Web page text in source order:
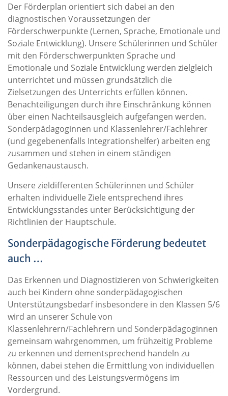
Der Förderplan orientiert sich dabei an den
diagnostischen Voraussetzungen der
Förderschwerpunkte (Lernen, Sprache, Emotionale und
Soziale Entwicklung). Unsere Schülerinnen und Schüler
mit den Förderschwerpunkten Sprache und
Emotionale und Soziale Entwicklung werden zielgleich
unterrichtet und müssen grundsätzlich die
Zielsetzungen des Unterrichts erfüllen können.
Benachteiligungen durch ihre Einschränkung können
über einen Nachteilsausgleich aufgefangen werden.
Sonderpädagoginnen und Klassenlehrer/Fachlehrer
(und gegebenenfalls Integrationshelfer) arbeiten eng
zusammen und stehen in einem ständigen
Gedankenaustausch.
Unsere zieldifferenten Schülerinnen und Schüler
erhalten individuelle Ziele entsprechend ihres
Entwicklungsstandes unter Berücksichtigung der
Richtlinien der Hauptschule.
Sonderpädagogische Förderung bedeutet
auch …
Das Erkennen und Diagnostizieren von Schwierigkeiten
auch bei Kindern ohne sonderpädagogischen
Unterstützungsbedarf insbesondere in den Klassen 5/6
wird an unserer Schule von
Klassenlehrern/Fachlehrern und Sonderpädagoginnen
gemeinsam wahrgenommen, um frühzeitig Probleme
zu erkennen und dementsprechend handeln zu
können, dabei stehen die Ermittlung von individuellen
Ressourcen und des Leistungsvermögens im
Vordergrund.